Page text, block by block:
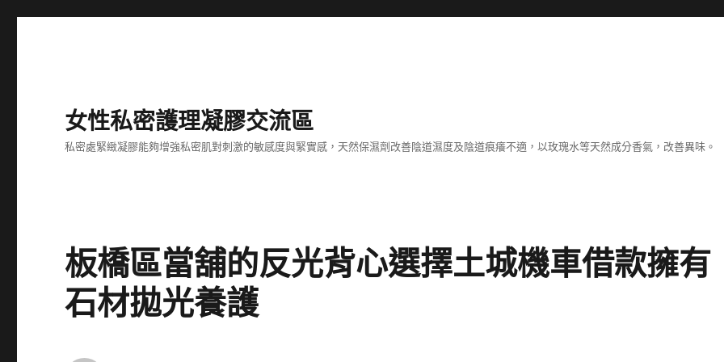
女性私密護理凝膠交流區
私密處緊緻凝膠能夠增強私密肌對刺激的敏感度與緊實感，天然保濕劑改善陰道濕度及陰道痕癢不適，以玫瑰水等天然成分香氣，改善異味。
板橋區當舖的反光背心選擇土城機車借款擁有
石材拋光養護